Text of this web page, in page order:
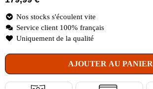
Nos stocks s'écoulent vite
Service client 100% français
Uniquement de la qualité
AJOUTER AU PANIER